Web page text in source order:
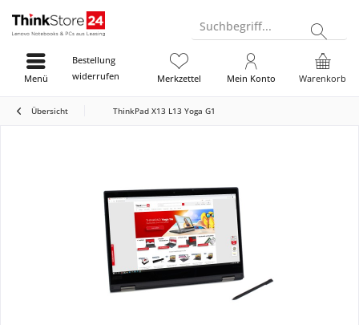
Suchbegriff...
Bestellung
widerrufen
Warenkorb
Merkzettel Mein Konto
Menü
Übersicht ThinkPad X13 L13 Yoga G1